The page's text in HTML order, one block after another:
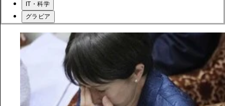
IT・科学
グラビア